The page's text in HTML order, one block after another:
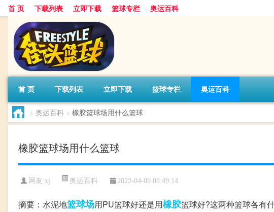
首 页 下载列表 立即下载 篮球专栏 奥运百科
首 页 下载列表 立即下载 篮球专栏 奥运百科
> 奥运百科 > 橡胶篮球场用什么篮球
橡胶篮球场用什么篮球
网友:xj 奥运百科 2022-04-09 08:49:14
摘要：水泥地篮球场用PU篮球好还是用橡胶篮球好?这两种篮球各有